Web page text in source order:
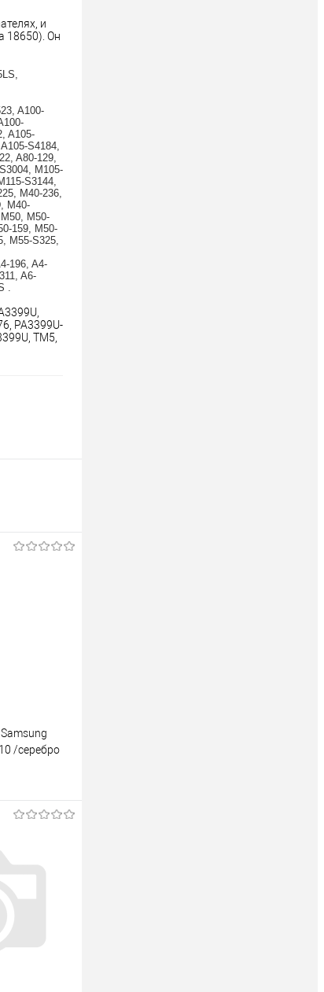
и
18650). Он
A100-
A105-
S4184,
A80-129,
M105-
S3144,
M40-236,
M40-
M50-
159, M50-
M55-S325,
196, A4-
A6-
.
PA3399U-
TM5,
/серебро
К сравнению